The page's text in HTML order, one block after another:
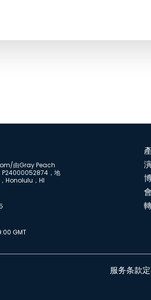
由Gray Peach
P24000052874，地
Honolulu，HI
GMT
服务条款